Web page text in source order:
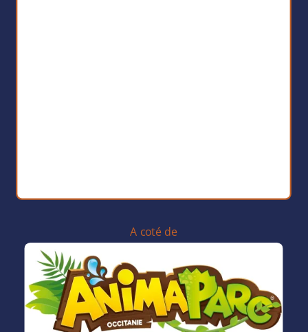
A coté de